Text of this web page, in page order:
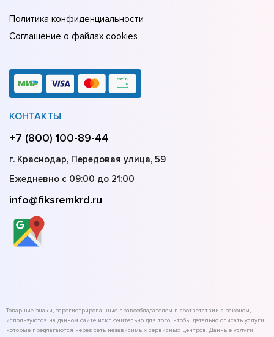
Политика конфиденциальности
Соглашение о файлах cookies
КОНТАКТЫ
+7 (800) 100-89-44
г. Краснодар, Передовая улица, 59
Ежедневно с 09:00 до 21:00
info@fiksremkrd.ru
Товарные знаки, зарегистрированные правообладателем в соответствии с законом,
используются на данном сайте исключительно для того, чтобы детально описать услуги,
которые предлагаются через сеть независимых сервисных центров. Данные услуги